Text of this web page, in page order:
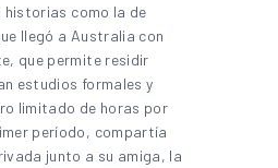
la visa. | Foto:María Kocsis
historias como la de
llegó a Australia con
que permite residir
estudios formales y
limitado de horas por
período, compartía
junto a su amiga, la